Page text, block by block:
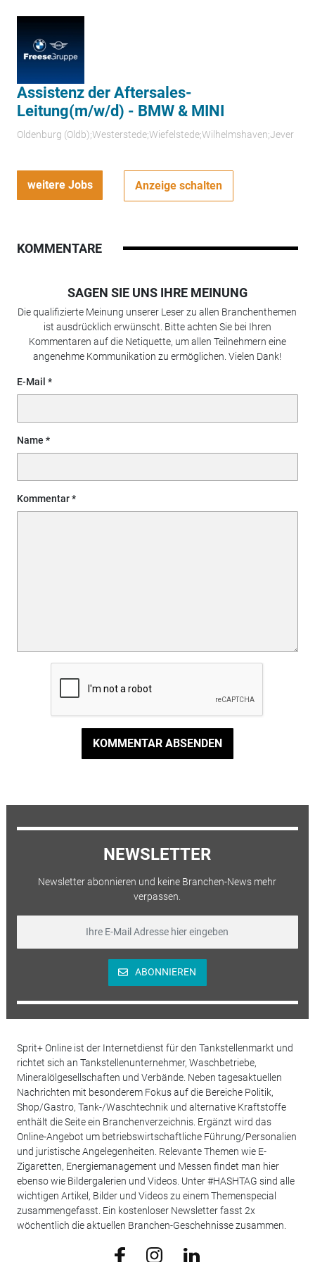
Assistenz der Aftersales-
Leitung(m/w/d) - BMW & MINI
Oldenburg (Oldb);Westerstede;Wiefelstede;Wilhelmshaven;Jever
weitere Jobs Anzeige schalten
KOMMENTARE
SAGEN SIE UNS IHRE MEINUNG
Die qualifizierte Meinung unserer Leser zu allen Branchenthemen
ist ausdrücklich erwünscht. Bitte achten Sie bei Ihren
Kommentaren auf die Netiquette, um allen Teilnehmern eine
angenehme Kommunikation zu ermöglichen. Vielen Dank!
E-Mail
Name
Kommentar
KOMMENTAR ABSENDEN
NEWSLETTER
Newsletter abonnieren und keine Branchen-News mehr
verpassen.
ABONNIEREN
Sprit+ Online ist der Internetdienst für den Tankstellenmarkt und
richtet sich an Tankstellenunternehmer, Waschbetriebe,
Mineralölgesellschaften und Verbände. Neben tagesaktuellen
Nachrichten mit besonderem Fokus auf die Bereiche Politik,
Shop/Gastro, Tank-/Waschtechnik und alternative Kraftstoffe
enthält die Seite ein Branchenverzeichnis. Ergänzt wird das
Online-Angebot um betriebswirtschaftliche Führung/Personalien
und juristische Angelegenheiten. Relevante Themen wie E-
Zigaretten, Energiemanagement und Messen findet man hier
ebenso wie Bildergalerien und Videos. Unter #HASHTAG sind alle
wichtigen Artikel, Bilder und Videos zu einem Themenspecial
zusammengefasst. Ein kostenloser Newsletter fasst 2x
wöchentlich die aktuellen Branchen-Geschehnisse zusammen.